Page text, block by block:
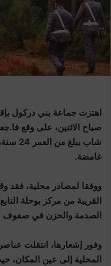
اهتزت جماعة بني دركول
صباح الاثنين، على وقع
شاب
غامضة.
ووفقا لمصادر محلية، فقد
القريبة من مركز بوحلة
الصدمة والحزن في صفوف
وفور إشعارها، انتقلت
المحلية إلى عين المكان،